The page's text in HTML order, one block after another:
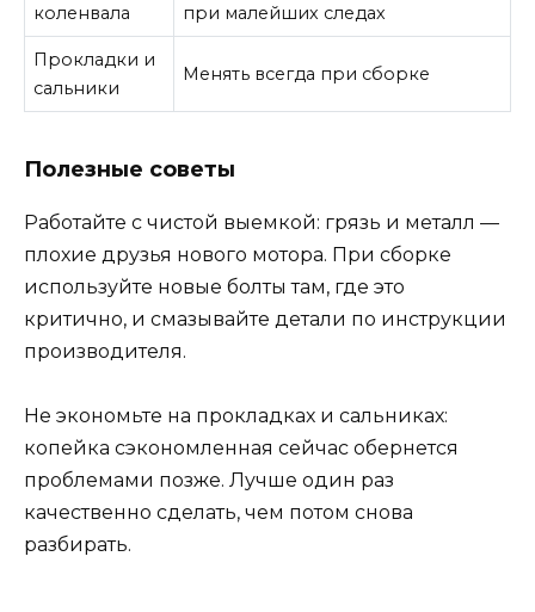
коленвала
при малейших следах
Прокладки и
сальники
Менять всегда при сборке
Полезные советы
Работайте с чистой выемкой: грязь и металл —
плохие друзья нового мотора. При сборке
используйте новые болты там, где это
критично, и смазывайте детали по инструкции
производителя.
Не экономьте на прокладках и сальниках:
копейка сэкономленная сейчас обернется
проблемами позже. Лучше один раз
качественно сделать, чем потом снова
разбирать.